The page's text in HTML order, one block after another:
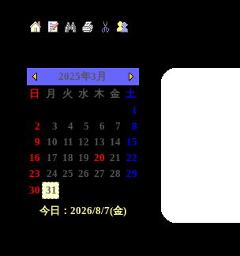
2025年3月
日
月 火 水 木 金 土
1
2
3 4 5 6 7
8
9
10 11 12 13 14 15
16
17 18 19 20 21 22
23 24 25 26 27 28 29
30 31
今日：2026/8/7(金)